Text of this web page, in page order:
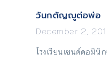
วันกตัญญูต่อพ่อ
December 2,
โรงเรียนเซนต์ดอมิ